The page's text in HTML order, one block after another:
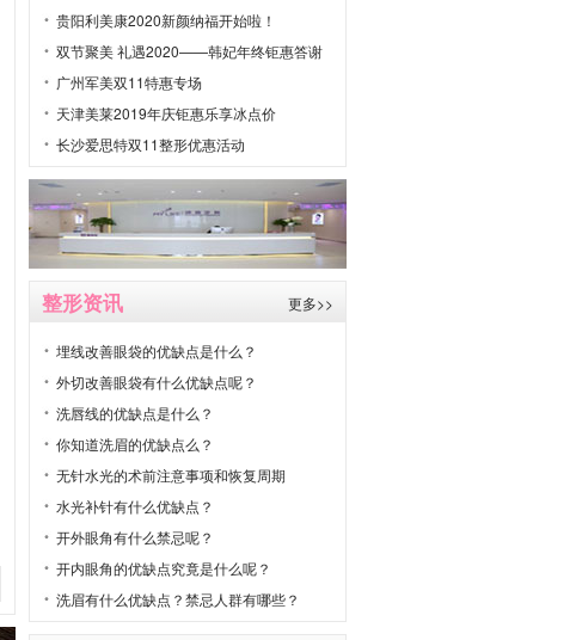
贵阳利美康2020新颜纳福开始啦！
双节聚美 礼遇2020——韩妃年终钜惠答谢
广州军美双11特惠专场
天津美莱2019年庆钜惠乐享冰点价
长沙爱思特双11整形优惠活动
整形资讯 更多>>
埋线改善眼袋的优缺点是什么？
外切改善眼袋有什么优缺点呢？
洗唇线的优缺点是什么？
你知道洗眉的优缺点么？
无针水光的术前注意事项和恢复周期
水光补针有什么优缺点？
开外眼角有什么禁忌呢？
开内眼角的优缺点究竟是什么呢？
洗眉有什么优缺点？禁忌人群有哪些？